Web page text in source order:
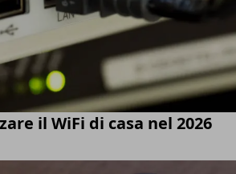
il WiFi di casa nel 2026